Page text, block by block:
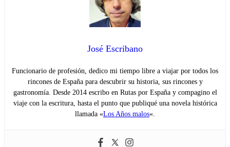
José Escribano
Funcionario de profesión, dedico mi tiempo libre a viajar por todos los
rincones de España para descubrir su historia, sus rincones y
gastronomía. Desde 2014 escribo en Rutas por España y compagino el
viaje con la escritura, hasta el punto que publiqué una novela histórica
llamada «Los Años malos«.